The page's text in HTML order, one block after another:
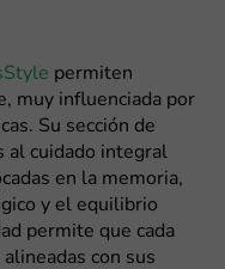
permiten
muy influenciada por
Su sección de
al cuidado integral
en la memoria,
y el equilibrio
permite que cada
con sus